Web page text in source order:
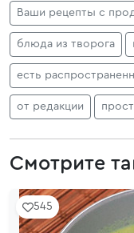
Ваши рецепты с
блюда из творога
есть
от редакции
Смотрите
545